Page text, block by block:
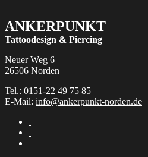
ANKERPUNKT
Tattoodesign & Piercing
Neuer Weg 6
26506 Norden
Tel.: 0151-22 49 75 85
E-Mail: info@ankerpunkt-norden.de